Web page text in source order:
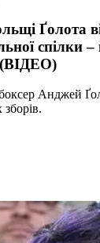
Ґолота
спілки
Анджей